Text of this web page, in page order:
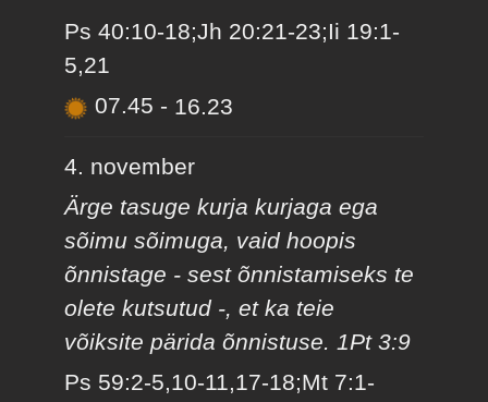
Ps 40:10-18;Jh 20:21-23;Ii 19:1-
5,21
07.45 - 16.23
4. november
Ärge tasuge kurja kurjaga ega
sõimu sõimuga, vaid hoopis
õnnistage - sest õnnistamiseks te
olete kutsutud -, et ka teie
võiksite pärida õnnistuse. 1Pt 3:9
Ps 59:2-5,10-11,17-18;Mt 7:1-